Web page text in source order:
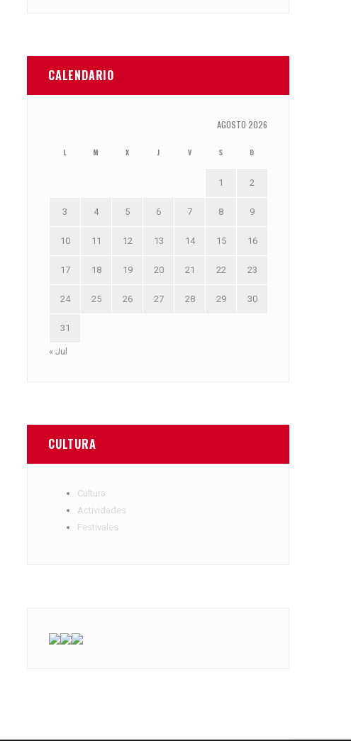
CALENDARIO
AGOSTO 2026
L M X J V S D
1 2
3 4 5 6 7 8 9
10 11 12 13 14 15 16
17 18 19 20 21 22 23
24 25 26 27 28 29 30
31
« Jul
CULTURA
Cultura
Actividades
Festivales